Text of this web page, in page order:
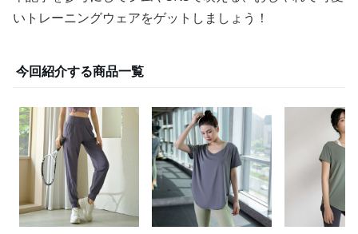
いトレーニングウェアをゲットしましょう！
今回紹介する商品一覧